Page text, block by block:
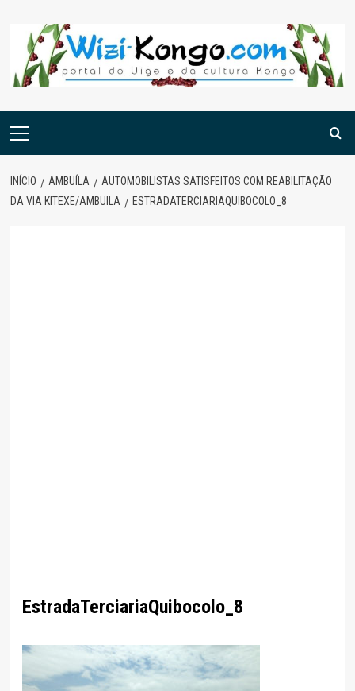
content
Menu
INÍCIO AMBUÍLA
AUTOMOBILISTAS SATISFEITOS COM REABILITAÇÃO
DA VIA KITEXE/AMBUILA
ESTRADATERCIARIAQUIBOCOLO_8
EstradaTerciariaQuibocolo_8